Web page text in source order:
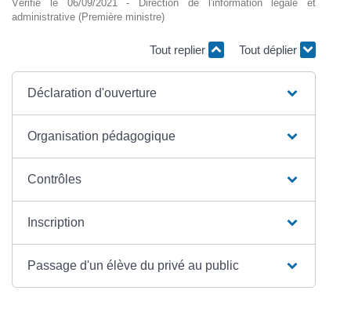
Vérifié le 06/09/2021 - Direction de l'information légale et
administrative (Première ministre)
Tout replier Tout déplier
Déclaration d'ouverture
Organisation pédagogique
Contrôles
Inscription
Passage d'un élève du privé au public